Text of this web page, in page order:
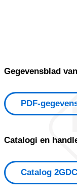
Gegevensblad
PDF-
Catalogi en
Catalog 2GDC